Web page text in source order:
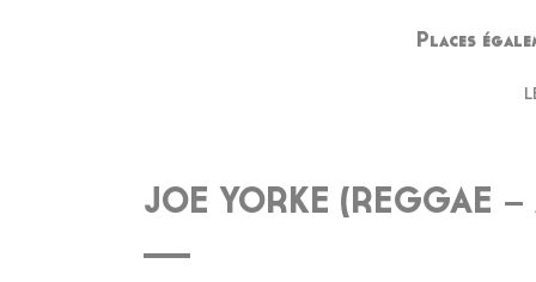
Places
JOE YORKE (REGGAE –